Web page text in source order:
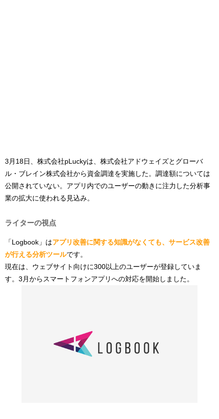
3月18日、株式会社pLuckyは、株式会社アドウェイズとグローバ
ル・ブレイン株式会社から資金調達を実施した。調達額については
公開されていない。アプリ内でのユーザーの動きに注力した分析事
業の拡大に使われる見込み。
ライターの視点
「Logbook」はアプリ改善に関する知識がなくても、サービス改善
が行える分析ツールです。
現在は、ウェブサイト向けに300以上のユーザーが登録していま
す。3月からスマートフォンアプリへの対応を開始しました。